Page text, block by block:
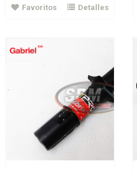
Favoritos Detalles
Agregar al carrito